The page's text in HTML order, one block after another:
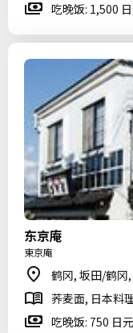
吃晚饭: 1,500
东京庵
東京庵
鹤冈, 坂田/鹤冈
荞麦面, 日本料
吃晚饭: 750 日